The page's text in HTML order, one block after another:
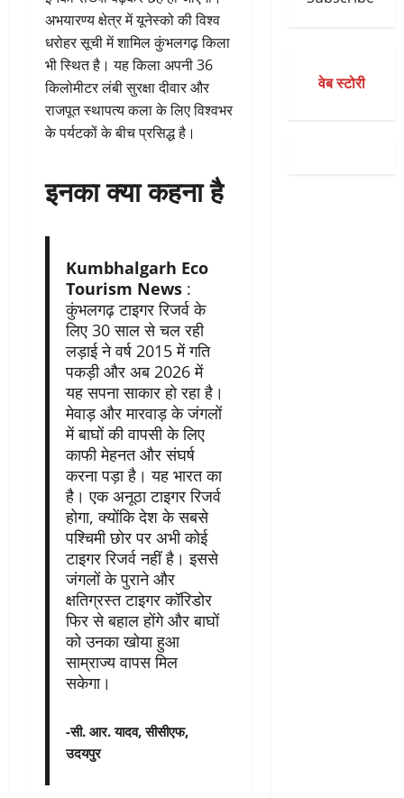
अभयारण्य क्षेत्र में यूनेस्को की विश्व
धरोहर सूची में शामिल कुंभलगढ़ किला
भी स्थित है। यह किला अपनी 36
किलोमीटर लंबी सुरक्षा दीवार और
राजपूत स्थापत्य कला के लिए विश्वभर
के पर्यटकों के बीच प्रसिद्ध है।
इनका क्या कहना है
Kumbhalgarh Eco
Tourism News:
कुंभलगढ़ टाइगर रिजर्व के
लिए 30 साल से चल रही
लड़ाई ने वर्ष 2015 में गति
पकड़ी और अब 2026 में
यह सपना साकार हो रहा है।
मेवाड़ और मारवाड़ के जंगलों
में बाघों की वापसी के लिए
काफी मेहनत और संघर्ष
करना पड़ा है। यह भारत का
है। एक अनूठा टाइगर रिजर्व
होगा, क्योंकि देश के सबसे
पश्चिमी छोर पर अभी कोई
टाइगर रिजर्व नहीं है। इससे
जंगलों के पुराने और
क्षतिग्रस्त टाइगर कॉरिडोर
फिर से बहाल होंगे और बाघों
को उनका खोया हुआ
साम्राज्य वापस मिल
सकेगा।
-सी. आर. यादव, सीसीएफ,
उदयपुर
वेब स्टोरी